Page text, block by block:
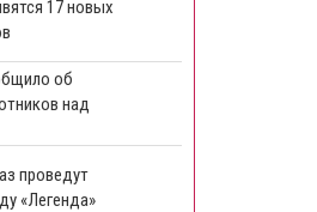
17 новых
об
над
проведут
«Легенда»